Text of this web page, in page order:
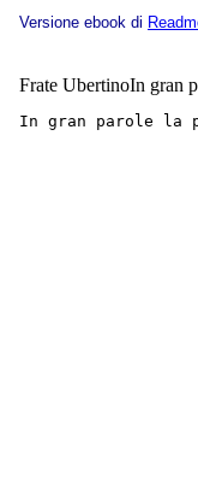
Versione ebook di
Frate UbertinoIn gran
In gran parole la